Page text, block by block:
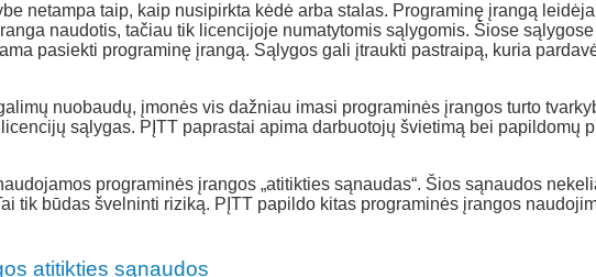
netampa taip, kaip nusipirkta kėdė arba stalas. Programinę įrangą
naudotis, tačiau tik licencijoje numatytomis sąlygomis. Šiose
pasiekti programinę įrangą. Sąlygos gali įtraukti pastraipą, kuria
nuobaudų, įmonės vis dažniau imasi programinės įrangos turto
sąlygas. PĮTT paprastai apima darbuotojų švietimą bei papildomų
programinės įrangos „atitikties sąnaudas“. Šios sąnaudos
tik būdas švelninti riziką. PĮTT papildo kitas programinės įrangos
atitikties sąnaudos